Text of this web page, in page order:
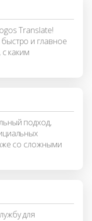
Translate!
и главное
каким
подход,
со сложными
для